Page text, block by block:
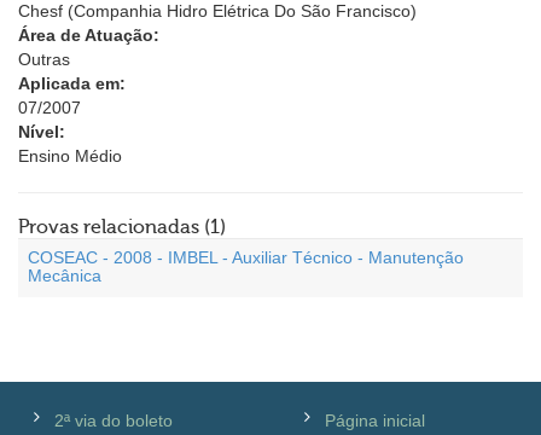
Chesf (Companhia Hidro Elétrica Do São Francisco)
Área de Atuação:
Outras
Aplicada em:
07/2007
Nível:
Ensino Médio
Provas relacionadas (1)
COSEAC - 2008 - IMBEL - Auxiliar Técnico - Manutenção
Mecânica
2ª via do boleto Página inicial